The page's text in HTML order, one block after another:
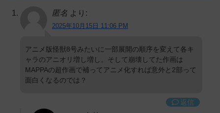
匿名 より:
2025年10月15日 11:06 PM
アニメ版怪獣8号みたいに一部展開の順序を変えて各キ
ャラのアニオリ増し増し。そして崩壊してた作画は
MAPPAの超作画で補ってアニメ化すれば意外と2部って
面白くなるのでは？
返信